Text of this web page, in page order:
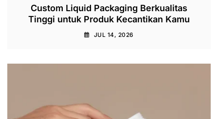
Custom Liquid Packaging Berkualitas
Tinggi untuk Produk Kecantikan Kamu
JUL 14, 2026